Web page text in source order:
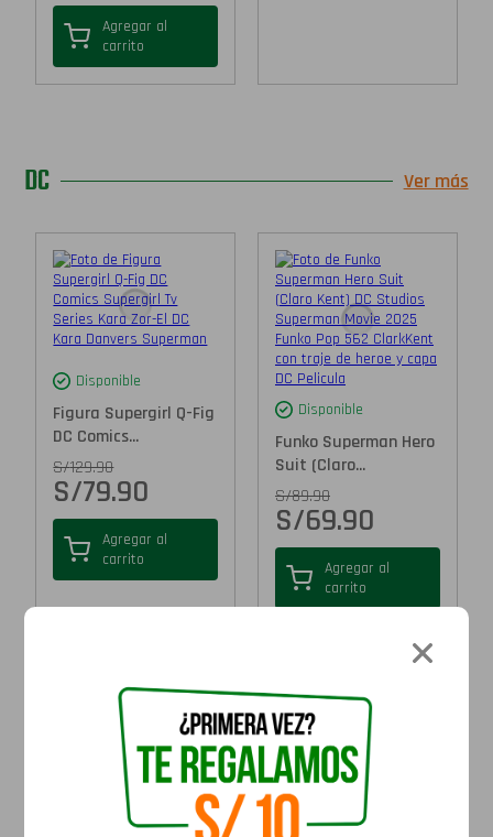
Agregar al
carrito
DC Ver más
Disponible
Figura Supergirl Q-Fig
DC Comics...
S/129.90
S/79.90
Agregar al
carrito
Disponible
Funko Superman Hero
Suit (Claro...
S/89.90
S/69.90
Agregar al
carrito
Disponible
Funko Wonder Woman
Disponible
Pijama DC - Batman